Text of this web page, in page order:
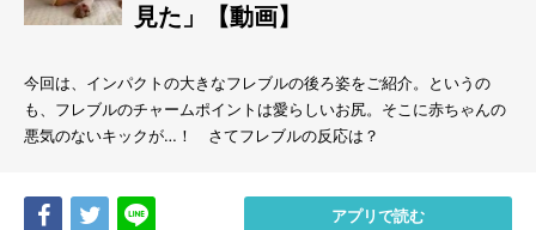
見た」【動画】
今回は、インパクトの大きなフレブルの後ろ姿をご紹介。というの
も、フレブルのチャームポイントは愛らしいお尻。そこに赤ちゃんの
悪気のないキックが…！ さてフレブルの反応は？
Share Tweet アプリで読む